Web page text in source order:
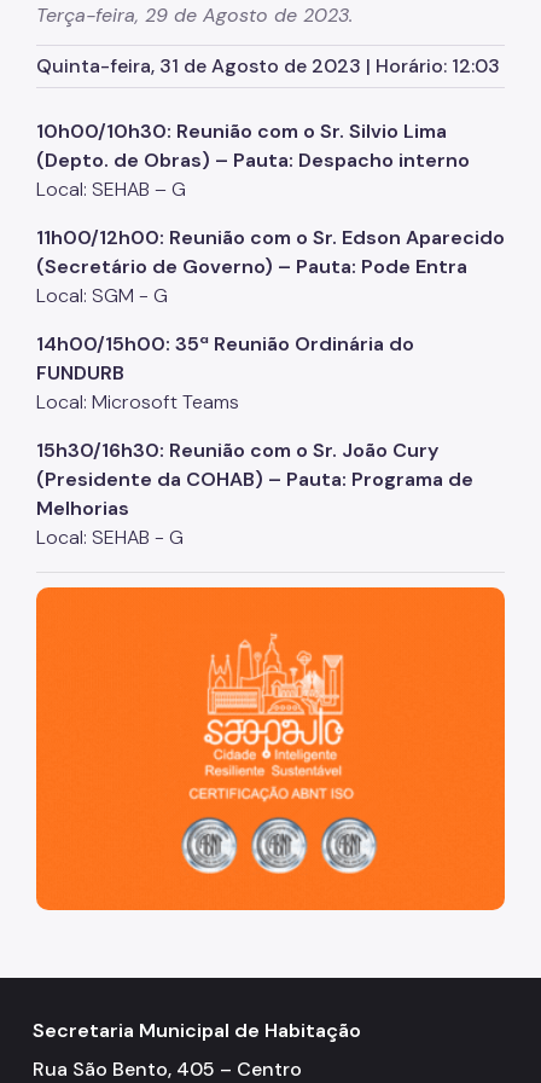
Conselhos Gestores
Fonte de Recursos
FMH
Pode Entrar
Urbanização de Favelas
PPP
Legislações
Notícias
Imprensa
Terça-feira, 29 de Agosto de 2023.
Quinta-feira, 31 de Agosto de 2023 | Horário: 12:03
10h00/10h30: Reunião com o Sr. Silvio Lima
(Depto. de Obras) – Pauta: Despacho interno
Local: SEHAB – G
11h00/12h00: Reunião com o Sr. Edson Aparecido
(Secretário de Governo) – Pauta: Pode Entra
Local: SGM - G
14h00/15h00: 35ª Reunião Ordinária do
FUNDURB
Local: Microsoft Teams
15h30/16h30: Reunião com o Sr. João Cury
(Presidente da COHAB) – Pauta: Programa de
Melhorias
Local: SEHAB - G
São Paulo, cidade inteligente, resiliente e sustentável
Secretaria Municipal de Habitação
Rua São Bento, 405 – Centro